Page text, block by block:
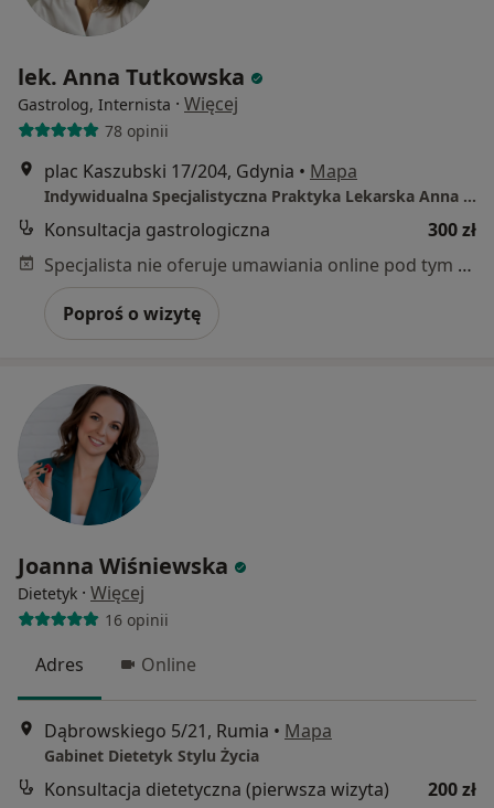
lek. Anna Tutkowska
Gastrolog, Internista · Więcej
78 opinii
plac Kaszubski 17/204, Gdynia • Mapa
Indywidualna Specjalistyczna Praktyka Lekarska Anna Tutkowska
Konsultacja gastrologiczna
300 zł
Specjalista nie oferuje umawiania online pod tym adresem.
Poproś o wizytę
Joanna Wiśniewska
Dietetyk · Więcej
16 opinii
Adres Online
Dąbrowskiego 5/21, Rumia • Mapa
Gabinet Dietetyk Stylu Życia
Konsultacja dietetyczna (pierwsza wizyta)
200 zł